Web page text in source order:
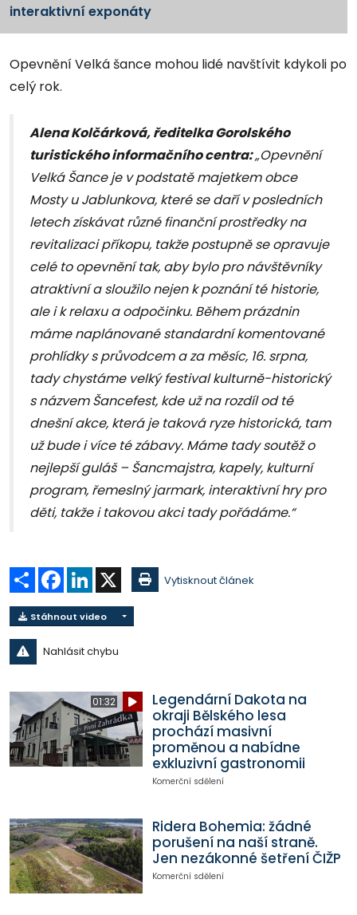
interaktivní exponáty
Opevnění Velká šance mohou lidé navštívit kdykoli po
celý rok.
Alena Kolčárková, ředitelka Gorolského
turistického informačního centra:„Opevnění
Velká Šance je v podstatě majetkem obce
Mosty u Jablunkova, které se daří v posledních
letech získávat různé finanční prostředky na
revitalizaci příkopu, takže postupně se opravuje
celé to opevnění tak, aby bylo pro návštěvníky
atraktivní a sloužilo nejen k poznání té historie,
ale i k relaxu a odpočinku. Během prázdnin
máme naplánované standardní komentované
prohlídky s průvodcem a za měsíc, 16. srpna,
tady chystáme velký festival kulturně-historický
s názvem Šancefest, kde už na rozdíl od té
dnešní akce, která je taková ryze historická, tam
už bude i více té zábavy. Máme tady soutěž o
nejlepší guláš – Šancmajstra, kapely, kulturní
program, řemeslný jarmark, interaktivní hry pro
děti, takže i takovou akci tady pořádáme.“
Sdílet Facebook
LinkedIn Vytisknout článek
Stáhnout video
Nahlásit chybu
01:32
Legendární Dakota na
okraji Bělského lesa
prochází masivní
proměnou a nabídne
exkluzivní gastronomii
Komerční sdělení
Ridera Bohemia: žádné
porušení na naší straně.
Jen nezákonné šetření ČIŽP
Komerční sdělení